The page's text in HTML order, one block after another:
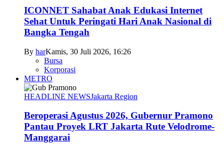
ICONNET Sahabat Anak Edukasi Internet
Sehat Untuk Peringati Hari Anak Nasional di
Bangka Tengah
By harKamis, 30 Juli 2026, 16:26
Bursa
Korporasi
METRO
HEADLINE NEWSJakarta Region
Beroperasi Agustus 2026, Gubernur Pramono
Pantau Proyek LRT Jakarta Rute Velodrome-
Manggarai